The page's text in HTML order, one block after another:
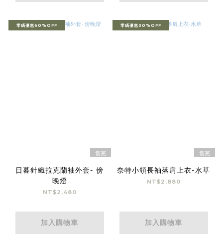
零碼優惠60%OFF
售完
日暮針織拉克蘭袖外套- 傍
晚燈
NT$2,480
加入購物車
零碼優惠30%OFF
售完
奈特小領長袖落肩上衣-水草
NT$2,880
加入購物車